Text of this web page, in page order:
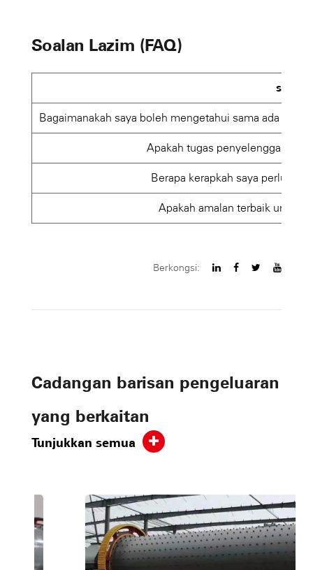
Soalan Lazim (FAQ)
soalan
Bagaimanakah saya boleh mengetahui sama ada
Apakah tugas penyelenggaraan
Berapa kerapkah saya perlu
Apakah amalan terbaik untuk
Berkongsi:
Cadangan barisan pengeluaran
yang berkaitan
Tunjukkan semua